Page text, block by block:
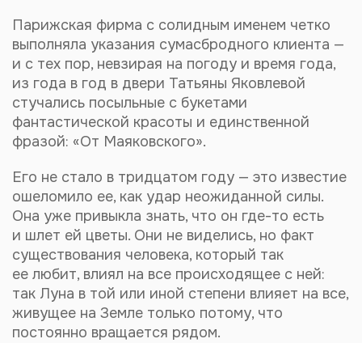
Парижская фирма с солидным именем четко
выполняла указания сумасбродного клиента —
и с тех пор, невзирая на погоду и время года,
из года в год в двери Татьяны Яковлевой
стучались посыльные с букетами
фантастической красоты и единственной
фразой: «От Маяковского».
Его не стало в тридцатом году — это известие
ошеломило ее, как удар неожиданной силы.
Она уже привыкла знать, что он где-то есть
и шлет ей цветы. Они не виделись, но факт
существования человека, который так
ее любит, влиял на все происходящее с ней:
так Луна в той или иной степени влияет на все,
живущее на Земле только потому, что
постоянно вращается рядом.